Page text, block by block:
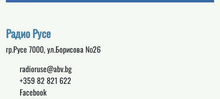
Радио Русе
гр.Русе 7000, ул.Борисова №26
radioruse@abv.bg
+359 82 821 622
Facebook